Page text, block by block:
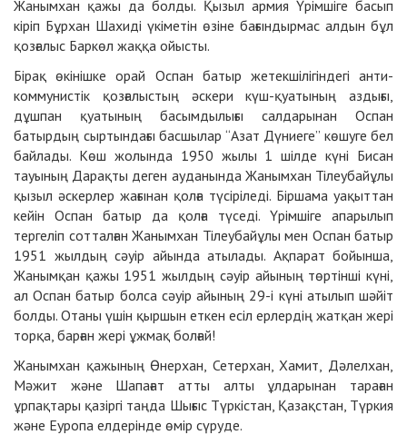
Жанымхан қажы да болды. Қызыл армия Үрімшіге басып
кіріп Бұрхан Шахиді үкіметін өзіне бағындырмас алдын бұл
қозғалыс Баркөл жаққа ойысты.
Бірақ өкінішке орай Оспан батыр жетекшілігіндегі анти-
коммунистік қозғалыстың әскери күш-қуатының аздығы,
дұшпан қуатының басымдылығы салдарынан Оспан
батырдың сыртындағы басшылар “Азат Дүниеге” көшуге бел
байлады. Көш жолында 1950 жылы 1 шілде күні Бисан
тауының Дарақты деген ауданында Жанымхан Тілеубайұлы
қызыл әскерлер жағынан қолға түсіріледі. Біршама уақыттан
кейін Оспан батыр да қолға түседі. Үрімшіге апарылып
тергеліп сотталған Жанымхан Тілеубайұлы мен Оспан батыр
1951 жылдың сәуір айында атылады. Ақпарат бойынша,
Жанымқан қажы 1951 жылдың сәуір айының төртінші күні,
ал Оспан батыр болса сәуір айының 29-і күні атылып шәйіт
болды. Отаны үшін қыршын еткен есіл ерлердің жатқан жері
торқа, барған жері ұжмақ болғай!
Жанымхан қажының Өнерхан, Сетерхан, Хамит, Дәлелхан,
Мәжит және Шапағат атты алты ұлдарынан тараған
ұрпақтары қазіргі таңда Шығыс Түркістан, Қазақстан, Түркия
және Еуропа елдерінде өмір сүруде.